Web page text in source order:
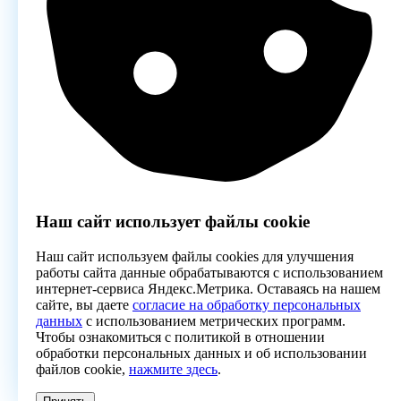
Наш сайт использует файлы cookie
Наш сайт используем файлы cookies для улучшения
работы сайта данные обрабатываются с использованием
интернет-сервиса Яндекс.Метрика. Оставаясь на нашем
сайте, вы даете согласие на обработку персональных
данных с использованием метрических программ.
Чтобы ознакомиться с политикой в отношении
обработки персональных данных и об использовании
файлов cookie, нажмите здесь.